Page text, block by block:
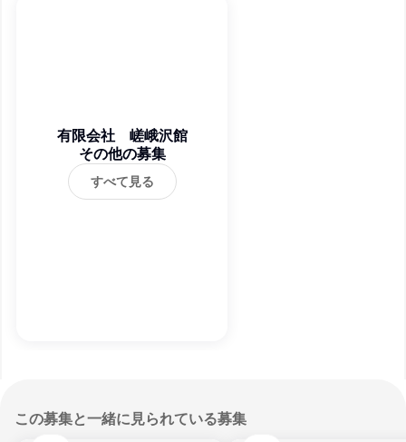
有限会社 嵯峨沢館
その他の募集
すべて見る
この募集と一緒に見られている募集